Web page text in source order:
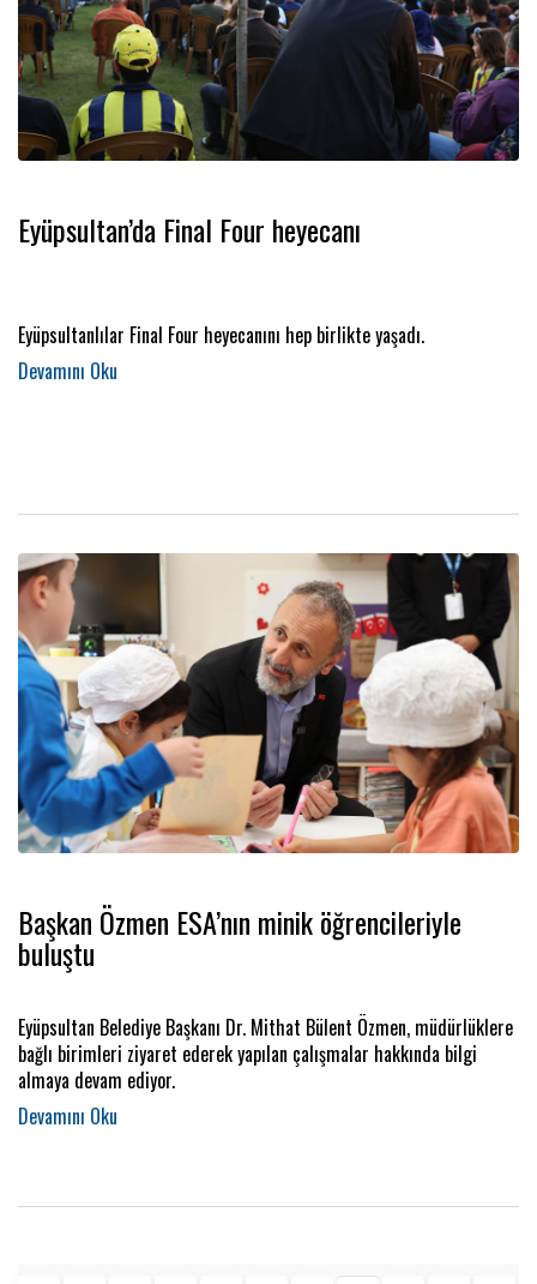
Eyüpsultan’da Final Four heyecanı
Eyüpsultanlılar Final Four heyecanını hep birlikte yaşadı.
Başkan Özmen ESA’nın minik öğrencileriyle
buluştu
Eyüpsultan Belediye Başkanı Dr. Mithat Bülent Özmen, müdürlüklere
bağlı birimleri ziyaret ederek yapılan çalışmalar hakkında bilgi
almaya devam ediyor.